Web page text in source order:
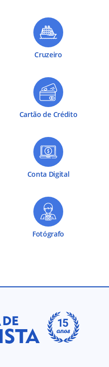
Cruzeiro
Cartão de Crédito
Conta Digital
Fotógrafo